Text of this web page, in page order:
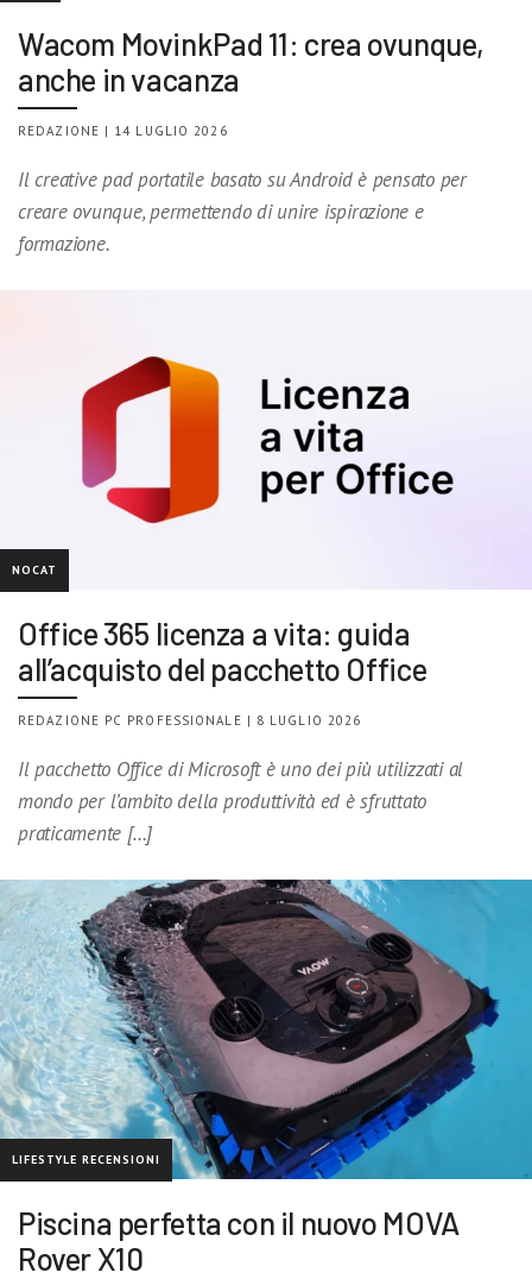
Wacom MovinkPad 11: crea ovunque,
anche in vacanza
REDAZIONE | 14 LUGLIO 2026
Il creative pad portatile basato su Android è pensato per
creare ovunque, permettendo di unire ispirazione e
formazione.
NOCAT
Office 365 licenza a vita: guida
all’acquisto del pacchetto Office
REDAZIONE PC PROFESSIONALE | 8 LUGLIO 2026
Il pacchetto Office di Microsoft è uno dei più utilizzati al
mondo per l’ambito della produttività ed è sfruttato
praticamente […]
LIFESTYLE RECENSIONI
Piscina perfetta con il nuovo MOVA
Rover X10